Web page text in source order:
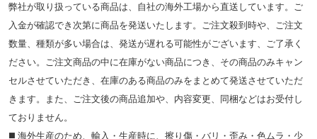
弊社が取り扱っている商品は、自社の海外工場から直送しています。ご
入金が確認でき次第に商品を発送いたします。ご注文殺到時や、ご注文
数量、種類が多い場合は、発送が遅れる可能性がございます、ご了承く
ださい。ご注文商品の中に在庫がない商品につき、その商品のみキャン
セルさせていただき、在庫のある商品のみをまとめて発送させていただ
きます。また、ご注文後の商品追加や、内容変更、同梱などはお受付し
ておりません。
◼️ 海外⽣産のため、輸⼊・⽣産時に、擦り傷・バリ・歪み・色ムラ・少